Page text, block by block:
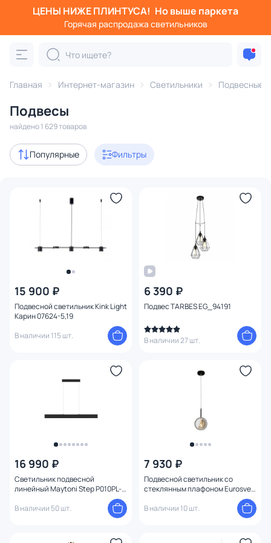
ЦЕНЫ НИЖЕ ПЛИНТУСА! Но выше паркета
Горячая распродажа светильников
Главная Интернет-магазин Светильники Подвесные
Подвесы
найдено 1 629 товаров
Популярные Фильтры
15 900 ₽
Подвесной светильник Kink Light
Карин 07624-5,19
В наличии 115 шт.
6 390 ₽
Подвес TARBES EG_94191
В наличии 27 шт.
16 990 ₽
Светильник подвесной
линейный Maytoni Step P010PL-
В наличии 50 шт.
7 930 ₽
Подвесной светильник со
стеклянным плафоном Eurosvet
Gallo 50121/1 золото, черный
В наличии 10 шт.
Фильтры
Категория: Подвесные светильники
подвесы на круглом основании
Акции 251
с 3D-моделями 167
Доставка
От До
Материал арматуры